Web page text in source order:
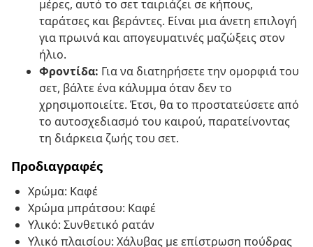
μέρες, αυτό το σετ ταιριάζει σε κήπους,
ταράτσες και βεράντες. Είναι μια άνετη επιλογή
για πρωινά και απογευματινές μαζώξεις στον
ήλιο.
Φροντίδα: Για να διατηρήσετε την ομορφιά του
σετ, βάλτε ένα κάλυμμα όταν δεν το
χρησιμοποιείτε. Έτσι, θα το προστατεύσετε από
το αυτοσχεδιασμό του καιρού, παρατείνοντας
τη διάρκεια ζωής του σετ.
Προδιαγραφές
Χρώμα: Καφέ
Χρώμα μπράτσου: Καφέ
Υλικό: Συνθετικό ρατάν
Υλικό πλαισίου: Χάλυβας με επίστρωση πούδρας